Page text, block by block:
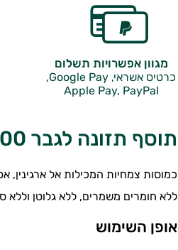
מגוון אפשרויות תשלום
כרטיס אשראי, Google Pay,
Apple Pay, PayPal
תוסף תזונה לגבר ‎‎MORE‎ ‎P‎-‎100 | שורשים
כמוסות צמחיות המכילות אל ארגינין,
ללא חומרים משמרים, ללא גלוטן וללא
אופן השימוש